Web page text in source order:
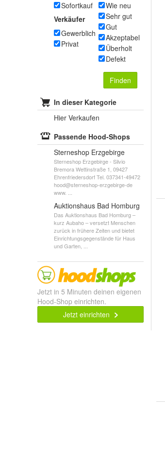
Sofortkauf
Verkäufer
Gewerblich
Privat
Wie neu
Sehr gut
Gut
Akzeptabel
Überholt
Defekt
Finden
In dieser Kategorie
Hier Verkaufen
Passende Hood-Shops
Sterneshop Erzgebirge
Sterneshop Erzgebirge - Silvio
Bremora Wettinstraße 1, 09427
Ehrenfriedersdorf Tel. 037341-49472
hood@sterneshop-erzgebirge-de
www. ...
Auktionshaus Bad Homburg
Das Auktionshaus Bad Homburg –
kurz Aubaho – versetzt Menschen
zurück in frühere Zeiten und bietet
Einrichtungsgegenstände für Haus
und Garten, ...
Jetzt in 5 Minuten deinen eigenen
Hood-Shop einrichten.
Jetzt einrichten